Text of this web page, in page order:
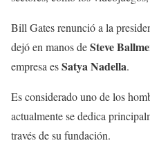
Bill Gates renunció a la
dejó en manos deSteve
empresa esSatya Nadella.
Es considerado uno de los
actualmente se dedica
través de su fundación.